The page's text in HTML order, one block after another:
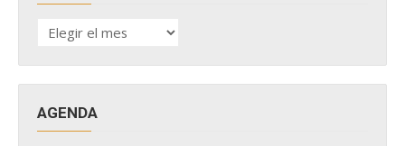
HISTÓRICO
DE
AGENDA